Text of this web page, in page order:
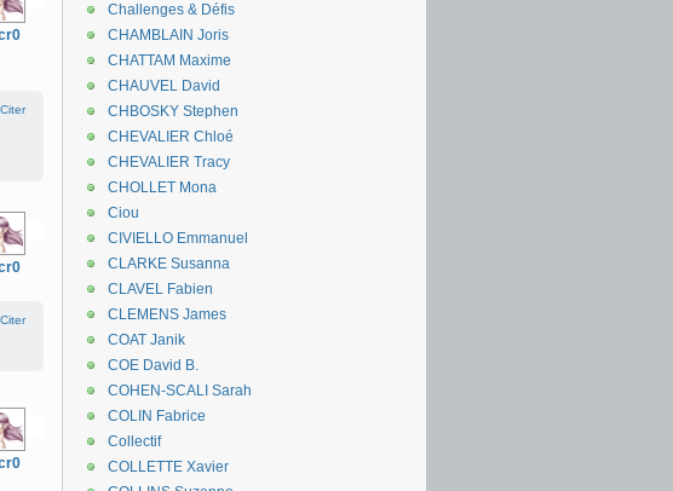
Citer
Citer
Challenges & Défis
CHAMBLAIN Joris
CHATTAM Maxime
CHAUVEL David
CHBOSKY Stephen
CHEVALIER Chloé
CHEVALIER Tracy
CHOLLET Mona
Ciou
CIVIELLO Emmanuel
CLARKE Susanna
CLAVEL Fabien
CLEMENS James
COAT Janik
COE David B.
COHEN-SCALI Sarah
COLIN Fabrice
Collectif
COLLETTE Xavier